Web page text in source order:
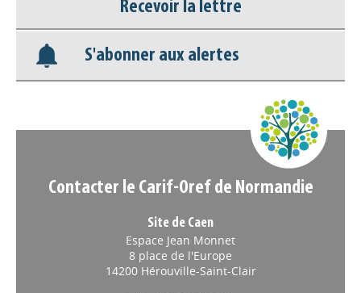
Base documentaire
Nos veilles Scoop.it
Recevoir la lettre
S'abonner aux alertes
Contacter le Carif-Oref de Normandie
Site de Caen
Espace Jean Monnet
8 place de l'Europe
14200 Hérouville-Saint-Clair